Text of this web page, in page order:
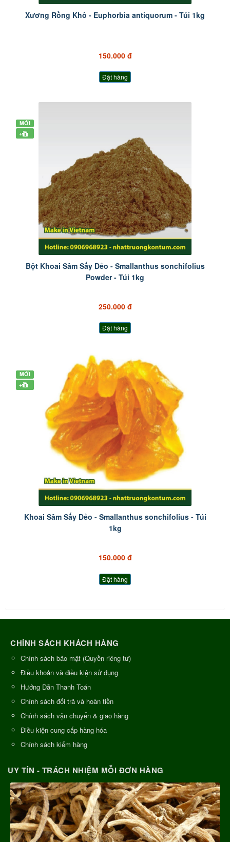
Xương Rồng Khô - Euphorbia antiquorum - Túi 1kg
150.000 đ
Đặt hàng
MỚI
+
Bột Khoai Sâm Sấy Dẻo - Smallanthus sonchifolius
Powder - Túi 1kg
250.000 đ
Đặt hàng
MỚI
+
Khoai Sâm Sấy Dẻo - Smallanthus sonchifolius - Túi
1kg
150.000 đ
Đặt hàng
CHÍNH SÁCH KHÁCH HÀNG
Chính sách bảo mật (Quyền riêng tư)
Điều khoản và điều kiện sử dụng
Hướng Dẫn Thanh Toán
Chính sách đổi trả và hoàn tiền
Chính sách vận chuyển & giao hàng
Điều kiện cung cấp hàng hóa
Chính sách kiểm hàng
UY TÍN - TRÁCH NHIỆM MỖI ĐƠN HÀNG